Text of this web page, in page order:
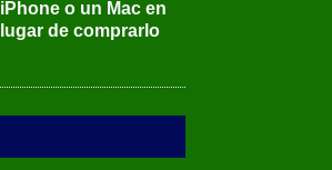
iPhone o un Mac en
lugar de comprarlo